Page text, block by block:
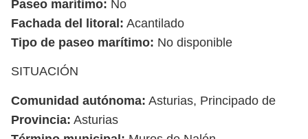
Paseo marítimo: No
Fachada del litoral: Acantilado
Tipo de paseo marítimo: No disponible
SITUACIÓN
Comunidad autónoma: Asturias, Principado de
Provincia: Asturias